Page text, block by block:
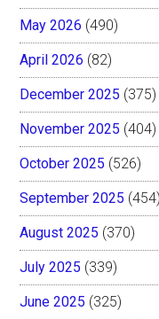
May 2026 (490)
April 2026 (82)
December 2025 (375)
November 2025 (404)
October 2025 (526)
September 2025 (454)
August 2025 (370)
July 2025 (339)
June 2025 (325)